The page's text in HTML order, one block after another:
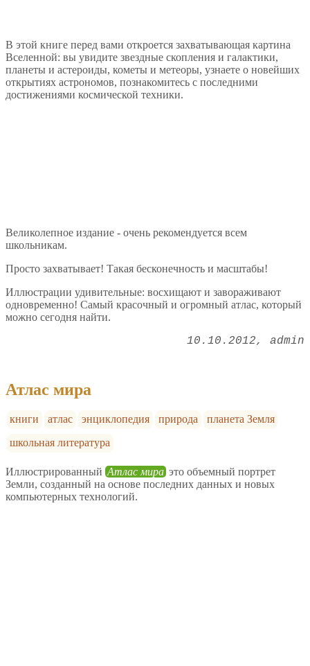
В этой книге перед вами откроется захватывающая картина
Вселенной: вы увидите звездные скопления и галактики,
планеты и астероиды, кометы и метеоры, узнаете о новейших
открытиях астрономов, познакомитесь с последними
достижениями космической техники.
Великолепное издание - очень рекомендуется всем
школьникам.
Просто захватывает! Такая бесконечность и масштабы!
Иллюстрации удивительные: восхищают и завораживают
одновременно! Самый красочный и огромный атлас, который
можно сегодня найти.
10.10.2012 admin
Атлас мира
книги атлас энциклопедия природа
планета Земля
школьная литература
Иллюстрированный Атлас мира это объемный портрет
Земли, созданный на основе последних данных и новых
компьютерных технологий.